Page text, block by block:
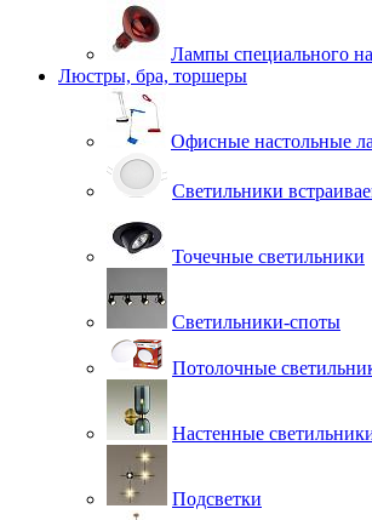
Лампы специального
Люстры, бра, торшеры
Офисные настольные
Светильники
Точечные светильники
Светильники-споты
Потолочные
Настенные
Подсветки